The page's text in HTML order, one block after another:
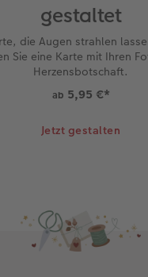
gestaltet
die Augen strahlen
Sie eine Karte mit Ihren
Herzensbotschaft.
ab 5,95 €*
Jetzt gestalten